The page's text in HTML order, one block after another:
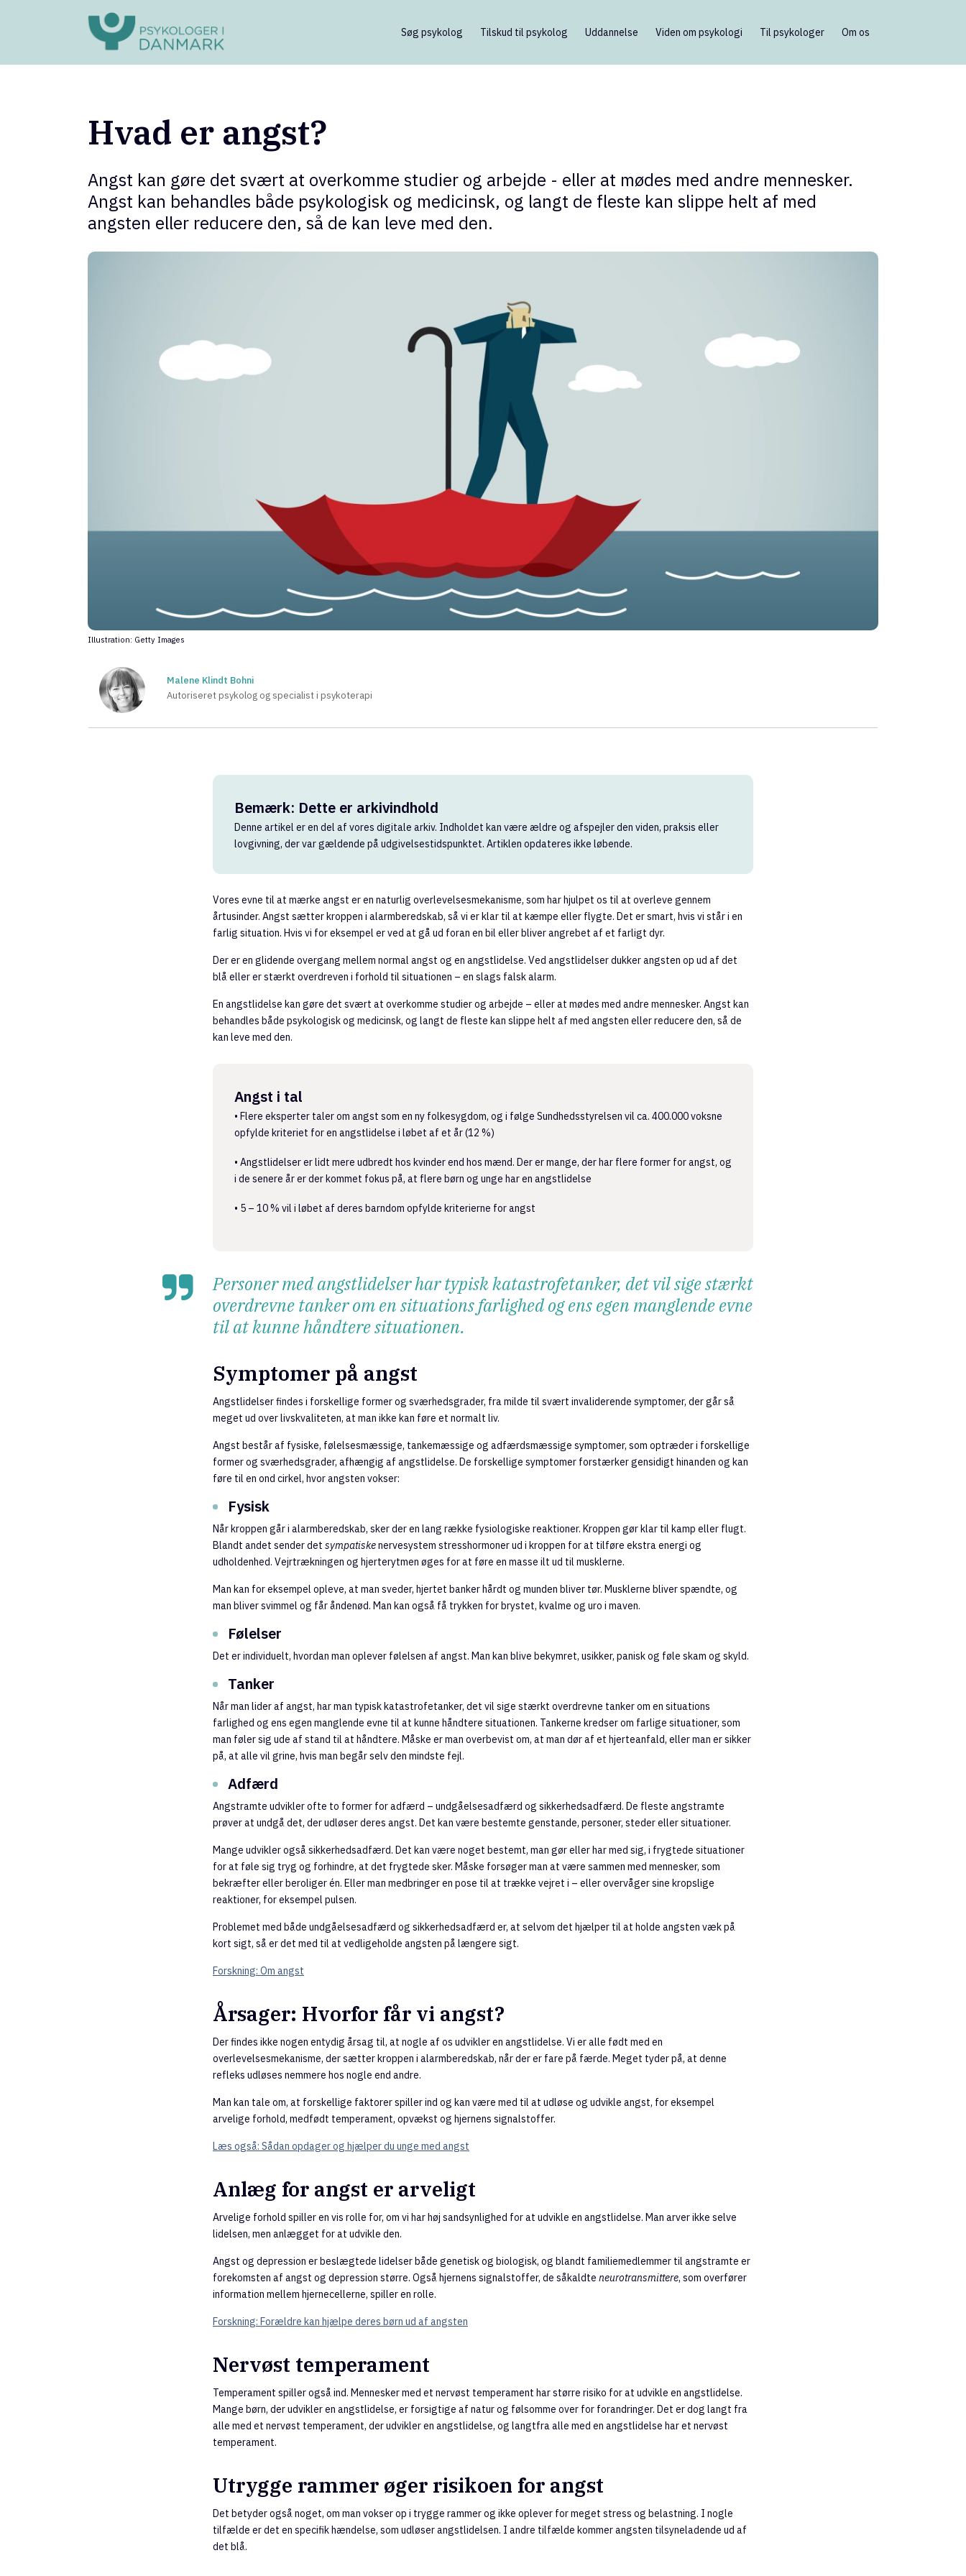
Søg psykolog Tilskud til psykolog Uddannelse Viden om psykologi Til psykologer Om os
Hvad er angst?
Angst kan gøre det svært at overkomme studier og arbejde - eller at mødes med andre mennesker.
Angst kan behandles både psykologisk og medicinsk, og langt de fleste kan slippe helt af med
angsten eller reducere den, så de kan leve med den.
Illustration: Getty Images
Malene Klindt Bohni
Autoriseret psykolog og specialist i psykoterapi
Bemærk: Dette er arkivindhold
Denne artikel er en del af vores digitale arkiv. Indholdet kan være ældre og afspejler den viden, praksis eller
lovgivning, der var gældende på udgivelsestidspunktet. Artiklen opdateres ikke løbende.
Vores evne til at mærke angst er en naturlig overlevelsesmekanisme, som har hjulpet os til at overleve gennem
årtusinder. Angst sætter kroppen i alarmberedskab, så vi er klar til at kæmpe eller flygte. Det er smart, hvis vi står i en
farlig situation. Hvis vi for eksempel er ved at gå ud foran en bil eller bliver angrebet af et farligt dyr.
Der er en glidende overgang mellem normal angst og en angstlidelse. Ved angstlidelser dukker angsten op ud af det
blå eller er stærkt overdreven i forhold til situationen – en slags falsk alarm.
En angstlidelse kan gøre det svært at overkomme studier og arbejde – eller at mødes med andre mennesker. Angst kan
behandles både psykologisk og medicinsk, og langt de fleste kan slippe helt af med angsten eller reducere den, så de
kan leve med den.
Angst i tal
• Flere eksperter taler om angst som en ny folkesygdom, og i følge Sundhedsstyrelsen vil ca. 400.000 voksne
opfylde kriteriet for en angstlidelse i løbet af et år (12 %)
• Angstlidelser er lidt mere udbredt hos kvinder end hos mænd. Der er mange, der har flere former for angst, og
i de senere år er der kommet fokus på, at flere børn og unge har en angstlidelse
• 5 – 10 % vil i løbet af deres barndom opfylde kriterierne for angst
Personer med angstlidelser har typisk katastrofetanker, det vil sige stærkt
overdrevne tanker om en situations farlighed og ens egen manglende evne
til at kunne håndtere situationen.
Symptomer på angst
Angstlidelser findes i forskellige former og sværhedsgrader, fra milde til svært invaliderende symptomer, der går så
meget ud over livskvaliteten, at man ikke kan føre et normalt liv.
Angst består af fysiske, følelsesmæssige, tankemæssige og adfærdsmæssige symptomer, som optræder i forskellige
former og sværhedsgrader, afhængig af angstlidelse. De forskellige symptomer forstærker gensidigt hinanden og kan
føre til en ond cirkel, hvor angsten vokser:
Fysisk
Når kroppen går i alarmberedskab, sker der en lang række fysiologiske reaktioner. Kroppen gør klar til kamp eller flugt.
Blandt andet sender det sympatiskenervesystem stresshormoner ud i kroppen for at tilføre ekstra energi og
udholdenhed. Vejrtrækningen og hjerterytmen øges for at føre en masse ilt ud til musklerne.
Man kan for eksempel opleve, at man sveder, hjertet banker hårdt og munden bliver tør. Musklerne bliver spændte, og
man bliver svimmel og får åndenød. Man kan også få trykken for brystet, kvalme og uro i maven.
Følelser
Det er individuelt, hvordan man oplever følelsen af angst. Man kan blive bekymret, usikker, panisk og føle skam og skyld.
Tanker
Når man lider af angst, har man typisk katastrofetanker, det vil sige stærkt overdrevne tanker om en situations
farlighed og ens egen manglende evne til at kunne håndtere situationen. Tankerne kredser om farlige situationer, som
man føler sig ude af stand til at håndtere. Måske er man overbevist om, at man dør af et hjerteanfald, eller man er sikker
på, at alle vil grine, hvis man begår selv den mindste fejl.
Adfærd
Angstramte udvikler ofte to former for adfærd – undgåelsesadfærd og sikkerhedsadfærd. De fleste angstramte
prøver at undgå det, der udløser deres angst. Det kan være bestemte genstande, personer, steder eller situationer.
Mange udvikler også sikkerhedsadfærd. Det kan være noget bestemt, man gør eller har med sig, i frygtede situationer
for at føle sig tryg og forhindre, at det frygtede sker. Måske forsøger man at være sammen med mennesker, som
bekræfter eller beroliger én. Eller man medbringer en pose til at trække vejret i – eller overvåger sine kropslige
reaktioner, for eksempel pulsen.
Problemet med både undgåelsesadfærd og sikkerhedsadfærd er, at selvom det hjælper til at holde angsten væk på
kort sigt, så er det med til at vedligeholde angsten på længere sigt.
Forskning: Om angst
Årsager: Hvorfor får vi angst?
Der findes ikke nogen entydig årsag til, at nogle af os udvikler en angstlidelse. Vi er alle født med en
overlevelsesmekanisme, der sætter kroppen i alarmberedskab, når der er fare på færde. Meget tyder på, at denne
refleks udløses nemmere hos nogle end andre.
Man kan tale om, at forskellige faktorer spiller ind og kan være med til at udløse og udvikle angst, for eksempel
arvelige forhold, medfødt temperament, opvækst og hjernens signalstoffer.
Læs også: Sådan opdager og hjælper du unge med angst
Anlæg for angst er arveligt
Arvelige forhold spiller en vis rolle for, om vi har høj sandsynlighed for at udvikle en angstlidelse. Man arver ikke selve
lidelsen, men anlægget for at udvikle den.
Angst og depression er beslægtede lidelser både genetisk og biologisk, og blandt familiemedlemmer til angstramte er
forekomsten af angst og depression større. Også hjernens signalstoffer, de såkaldte neurotransmittere, som overfører
information mellem hjernecellerne, spiller en rolle.
Forskning: Forældre kan hjælpe deres børn ud af angsten
Nervøst temperament
Temperament spiller også ind. Mennesker med et nervøst temperament har større risiko for at udvikle en angstlidelse.
Mange børn, der udvikler en angstlidelse, er forsigtige af natur og følsomme over for forandringer. Det er dog langt fra
alle med et nervøst temperament, der udvikler en angstlidelse, og langtfra alle med en angstlidelse har et nervøst
temperament.
Utrygge rammer øger risikoen for angst
Det betyder også noget, om man vokser op i trygge rammer og ikke oplever for meget stress og belastning. I nogle
tilfælde er det en specifik hændelse, som udløser angstlidelsen. I andre tilfælde kommer angsten tilsyneladende ud af
det blå.